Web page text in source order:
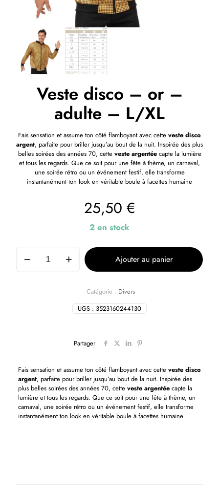
Veste disco – or –
adulte – L/XL
Fais sensation et assume ton côté flamboyant avec cette veste disco
argent, parfaite pour briller jusqu’au bout de la nuit. Inspirée des plus
belles soirées des années 70, cette veste argentéecapte la lumière
et tous les regards. Que ce soit pour une fête à thème, un carnaval,
une soirée rétro ou un événement festif, elle transforme
instantanément ton look en véritable boule à facettes humaine
25,50 €
2 en stock
Ajouter au panier
UGS : 3523160244130
Catégorie : Divers
Partager
Fais sensation et assume ton côté flamboyant avec cette veste disco
argent, parfaite pour briller jusqu’au bout de la nuit. Inspirée des
plus belles soirées des années 70, cette veste argentéecapte la
lumière et tous les regards. Que ce soit pour une fête à thème, un
carnaval, une soirée rétro ou un événement festif, elle transforme
instantanément ton look en véritable boule à facettes humaine